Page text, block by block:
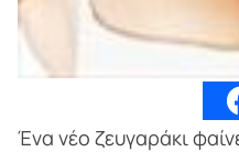
Ένα νέο ζευγαράκι